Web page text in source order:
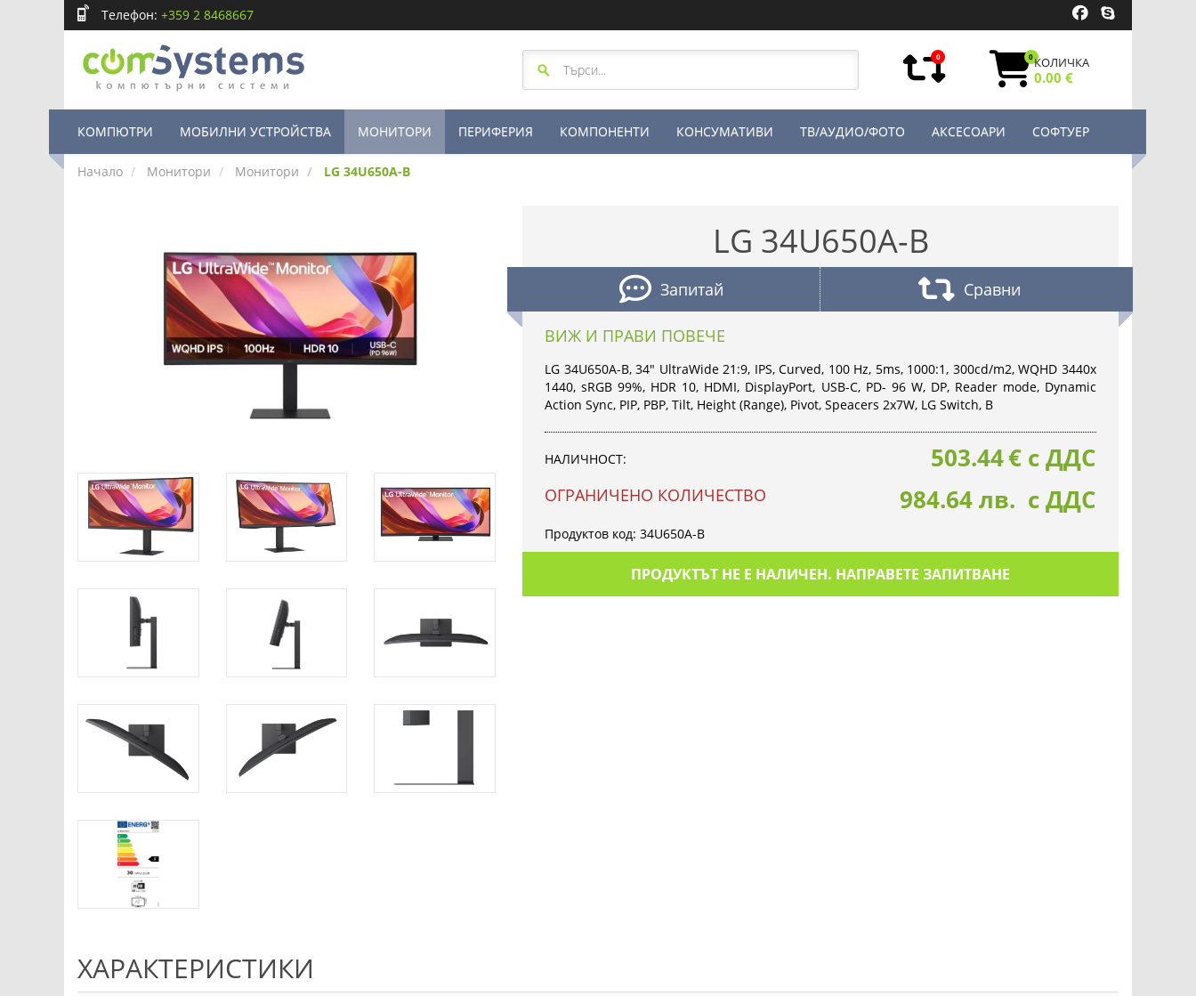
Телефон: +359 2 8468667
0 0КОЛИЧКА
0.00 €
КОМПЮТРИ МОБИЛНИ УСТРОЙСТВА МОНИТОРИ ПЕРИФЕРИЯ КОМПОНЕНТИ КОНСУМАТИВИ ТВ/АУДИО/ФОТО АКСЕСОАРИ СОФТУЕР
Начало Монитори Монитори LG 34U650A-B
LG 34U650A-B
Запитай Сравни
ВИЖ И ПРАВИ ПОВЕЧЕ
LG 34U650A-B, 34" UltraWide 21:9, IPS, Curved, 100 Hz, 5ms, 1000:1, 300cd/m2, WQHD 3440x
1440, sRGB 99%, HDR 10, HDMI, DisplayPort, USB-C, PD- 96 W, DP, Reader mode, Dynamic
Action Sync, PIP, PBP, Tilt, Height (Range), Pivot, Speacers 2x7W, LG Switch, B
НАЛИЧНОСТ:
OГРАНИЧЕНО КОЛИЧЕСТВО
503.44€ с ДДС
984.64 лв. с ДДС
Продуктов код: 34U650A-B
ПРОДУКТЪТ НЕ Е НАЛИЧЕН. НАПРАВЕТЕ ЗАПИТВАНЕ
ХАРАКТЕРИСТИКИ